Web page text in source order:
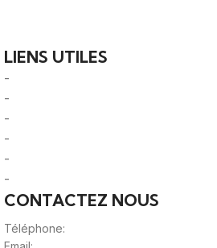
LIENS UTILES
-
-
-
-
-
-
CONTACTEZ NOUS
Téléphone: